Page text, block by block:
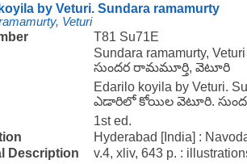
by Veturi. Sundara ramamurty
Veturi
T81 Su71E
Sundara ramamurty, Veturi
సుందర రామమూర్తి, వెటూరి
Edarilo koyila by Veturi.
ఎడారిలో కోయిల వెటూరి.
1st ed.
Hyderabad [India] :
Description
v.4, xliv, 643 p. :